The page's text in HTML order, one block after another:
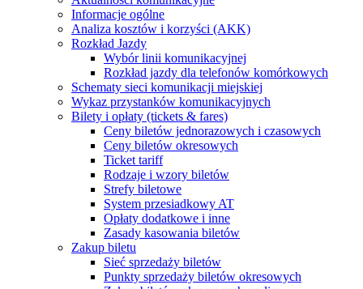
Informacje ogólne
Analiza kosztów i korzyści (AKK)
Rozkład Jazdy
Wybór linii komunikacyjnej
Rozkład jazdy dla telefonów komórkowych
Schematy sieci komunikacji miejskiej
Wykaz przystanków komunikacyjnych
Bilety i opłaty (tickets & fares)
Ceny biletów jednorazowych i czasowych
Ceny biletów okresowych
Ticket tariff
Rodzaje i wzory biletów
Strefy biletowe
System przesiadkowy AT
Opłaty dodatkowe i inne
Zasady kasowania biletów
Zakup biletu
Sieć sprzedaży biletów
Punkty sprzedaży biletów okresowych